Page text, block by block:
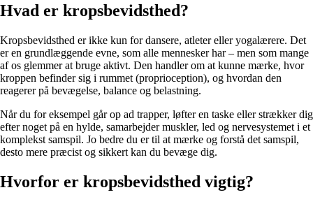
Hvad er kropsbevidsthed?
Kropsbevidsthed er ikke kun for dansere, atleter eller yogalærere. Det
er en grundlæggende evne, som alle mennesker har – men som mange
af os glemmer at bruge aktivt. Den handler om at kunne mærke, hvor
kroppen befinder sig i rummet (proprioception), og hvordan den
reagerer på bevægelse, balance og belastning.
Når du for eksempel går op ad trapper, løfter en taske eller strækker dig
efter noget på en hylde, samarbejder muskler, led og nervesystemet i et
komplekst samspil. Jo bedre du er til at mærke og forstå det samspil,
desto mere præcist og sikkert kan du bevæge dig.
Hvorfor er kropsbevidsthed vigtig?